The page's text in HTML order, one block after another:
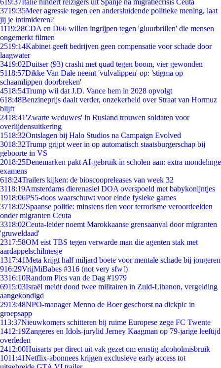
619:37Italië hindert reizigers uit Spanje na migratiecrisis Ceuta
3719:35Meer agressie tegen een andersluidende politieke mening, laat
jij je intimideren?
1119:28CDA en D66 willen ingrijpen tegen 'gluurbrillen' die mensen
ongemerkt filmen
2519:14Kabinet geeft bedrijven geen compensatie voor schade door
laagwater
3419:02Duitser (93) crasht met quad tegen boom, vier gewonden
5118:57Dikke Van Dale neemt 'vulvalippen' op: 'stigma op
schaamlippen doorbreken'
4518:54Trump wil dat J.D. Vance hem in 2028 opvolgt
618:48Benzineprijs daalt verder, onzekerheid over Straat van Hormuz
blijft
2418:41'Zwarte weduwes' in Rusland trouwen soldaten voor
overlijdensuitkering
1518:32Ontslagen bij Halo Studios na Campaign Evolved
3018:32Trump grijpt weer in op automatisch staatsburgerschap bij
geboorte in VS
2018:25Denemarken pakt AI-gebruik in scholen aan: extra mondelinge
examens
618:24Trailers kijken: de bioscoopreleases van week 32
3118:19Amsterdams dierenasiel DOA overspoeld met babykonijntjes
1918:06PS5-doos waarschuwt voor einde fysieke games
3718:02Spaanse politie: minstens tien voor terrorisme veroordeelden
onder migranten Ceuta
3318:02Ceuta-leider noemt Marokkaanse grensaanval door migranten
'gruweldaad'
2317:58OM eist TBS tegen verwarde man die agenten stak met
aardappelschilmesje
1317:41Meta krijgt half miljard boete voor mentale schade bij jongeren
916:29VrijMiBabes #316 (not very sfw!)
3316:10Random Pics van de Dag #1979
6915:03Israël meldt dood twee militairen in Zuid-Libanon, vergelding
aangekondigd
2913:48NPO-manager Menno de Boer geschorst na dickpic in
groepsapp
113:37Nieuwkomers schitteren bij ruime Europese zege FC Twente
1412:19Zangeres en Idols-jurylid Jerney Kaagman op 79-jarige leeftijd
overleden
2412:00Huisarts per direct uit vak gezet om ernstig alcoholmisbruik
1011:41Netflix-abonnees krijgen exclusieve early access tot